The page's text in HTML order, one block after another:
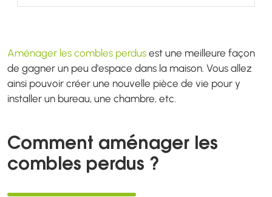
Aménager les combles perdus est une meilleure façon
de gagner un peu d'espace dans la maison. Vous allez
ainsi pouvoir créer une nouvelle pièce de vie pour y
installer un bureau, une chambre, etc.
Comment aménager les
combles perdus ?